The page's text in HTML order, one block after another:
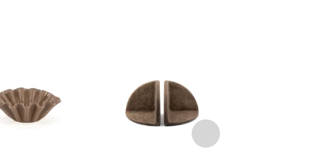
TOEVOEGEN
AAN JOUW
FAVORIETEN
TOEVOEGEN
AAN JOUW
FAVORIETEN